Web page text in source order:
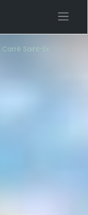
Carré Saint-Ex